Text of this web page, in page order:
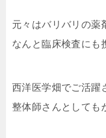
元々はバリバリの薬
なんと臨床検査にも
西洋医学畑でご活躍
整体師さんとしても